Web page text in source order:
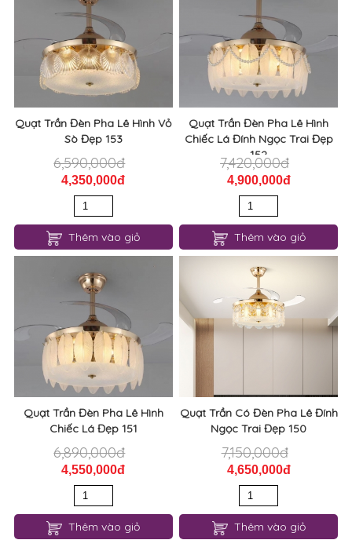
Quạt Trần Đèn Pha Lê Hình Vỏ
Sò Đẹp 153
6,590,000đ
4,350,000đ
Thêm vào giỏ
Quạt Trần Đèn Pha Lê Hình
Chiếc Lá Đính Ngọc Trai Đẹp
152
7,420,000đ
4,900,000đ
Thêm vào giỏ
Quạt Trần Đèn Pha Lê Hình
Chiếc Lá Đẹp 151
6,890,000đ
4,550,000đ
Thêm vào giỏ
Quạt Trần Có Đèn Pha Lê Đính
Ngọc Trai Đẹp 150
7,150,000đ
4,650,000đ
Thêm vào giỏ